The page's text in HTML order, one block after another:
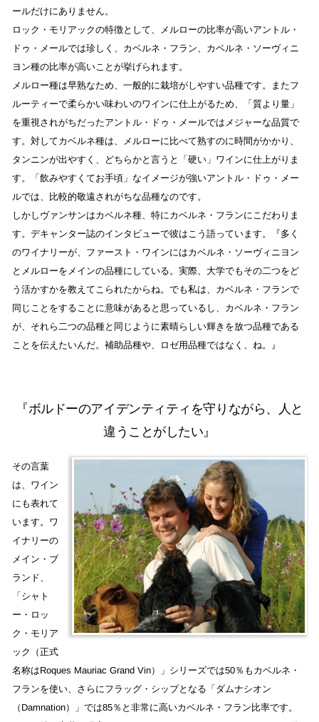
ールだけにありません。
ロック・モリアックの特徴として、メルローの比率が高いアントル・
ドゥ・メールでは珍しく、カベルネ・フラン、カベルネ・ソーヴィニ
ヨン種の比率が高いことが挙げられます。
メルロー種は早熟なため、一般的に栽培がしやすい品種です。またフ
ルーティーで柔らかい味わいのワインに仕上がるため、「質より量」
を重視されがちだったアントル・ドゥ・メールではメジャーな品質で
す。対してカベルネ種は、メルローに比べて熟すのに時間がかかり、
タンニンが出やすく、どちらかと言うと「硬い」ワインに仕上がりま
す。「飲みやすくてお手頃」なイメージが強いアントル・ドゥ・メー
ルでは、比較的敬遠されがちな品種なのです。
しかしヴァンサンはカベルネ種、特にカベルネ・フランにこだわりま
す。デキャンター誌のインタビューで彼はこう語っています。『多く
のワイナリーが、ファースト・ワインにはカベルネ・ソーヴィニヨン
とメルローをメインの品種にしている。実際、大学でもその二つをど
う活かすかを教えてこられたからね。でも私は、カベルネ・フランで
同じことをすることに意味があると思っているし、カベルネ・フラン
が、それら二つの品種と同じように素晴らしい輝きを放つ品種である
ことを伝えたいんだ。補助品種や、ロゼ用品種ではなく、ね。』
『ボルドーのアイデンティティを守りながら、人と
違うことがしたい』
その言葉
は、ワイン
にも表れて
います。ワ
イナリーの
メイン・ブ
ランド、
「シャト
ー・ロッ
ク・モリア
ック（正式
名称はRoques Mauriac Grand Vin）」シリーズでは50％もカベルネ・
フランを使い、さらにフラッグ・シップとなる「ダムナシオン
（Damnation）」では85％と非常に高いカベルネ・フラン比率です。